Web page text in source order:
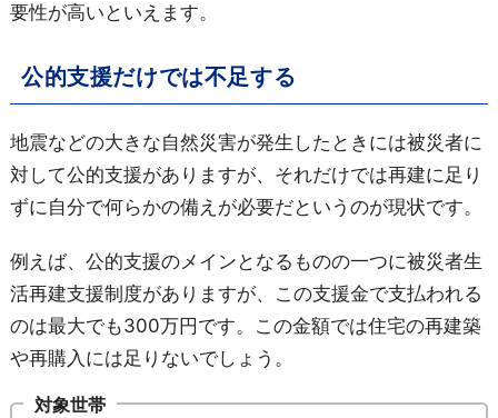
要性が高いといえます。
公的支援だけでは不足する
地震などの大きな自然災害が発生したときには被災者に
対して公的支援がありますが、それだけでは再建に足り
ずに自分で何らかの備えが必要だというのが現状です。
例えば、公的支援のメインとなるものの一つに被災者生
活再建支援制度がありますが、この支援金で支払われる
のは最大でも300万円です。この金額では住宅の再建築
や再購入には足りないでしょう。
対象世帯